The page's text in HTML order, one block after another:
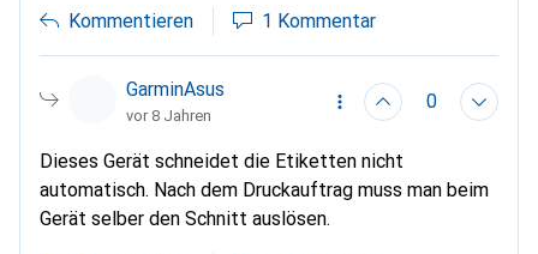
Kommentieren 1 Kommentar
GarminAsus
vor 8 Jahren
0
Dieses Gerät schneidet die Etiketten nicht
automatisch. Nach dem Druckauftrag muss man beim
Gerät selber den Schnitt auslösen.